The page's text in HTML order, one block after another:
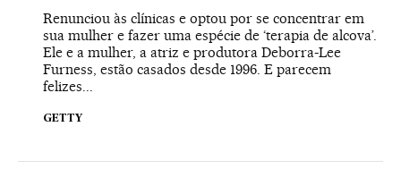
Renunciou às clínicas e optou por se concentrar em
sua mulher e fazer uma espécie de ‘terapia de alcova’.
Ele e a mulher, a atriz e produtora Deborra-Lee
Furness, estão casados desde 1996. E parecem
felizes...
GETTY